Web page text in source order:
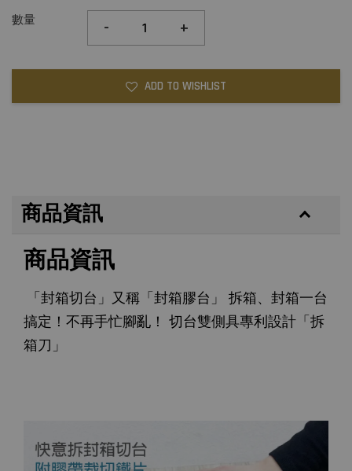
數量 - +
ADD TO WISHLIST
商品資訊
商品資訊
「封箱切台」又稱「封箱膠台」 拆箱、封箱一台
搞定！不再手忙腳亂！ 切台雙側具專利設計「拆
箱刀」